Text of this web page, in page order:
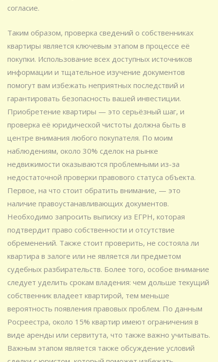
согласие.
Таким образом, проверка сведений о собственниках
квартиры является ключевым этапом в процессе её
покупки. Использование всех доступных источников
информации и тщательное изучение документов
помогут вам избежать неприятных последствий и
гарантировать безопасность вашей инвестиции.
Приобретение квартиры — это серьёзный шаг, и
проверка её юридической чистоты должна быть в
центре внимания любого покупателя. По моим
наблюдениям, около 30% сделок на рынке
недвижимости оказываются проблемными из-за
недостаточной проверки правового статуса объекта.
Первое, на что стоит обратить внимание, — это
наличие правоустанавливающих документов.
Необходимо запросить выписку из ЕГРН, которая
подтвердит право собственности и отсутствие
обременений. Также стоит проверить, не состояла ли
квартира в залоге или не является ли предметом
судебных разбирательств. Более того, особое внимание
следует уделить срокам владения: чем дольше текущий
собственник владеет квартирой, тем меньше
вероятность появления правовых проблем. По данным
Росреестра, около 15% квартир имеют ограничения в
виде аренды или сервитута, что также важно учитывать.
Важным этапом является также обсуждение условий